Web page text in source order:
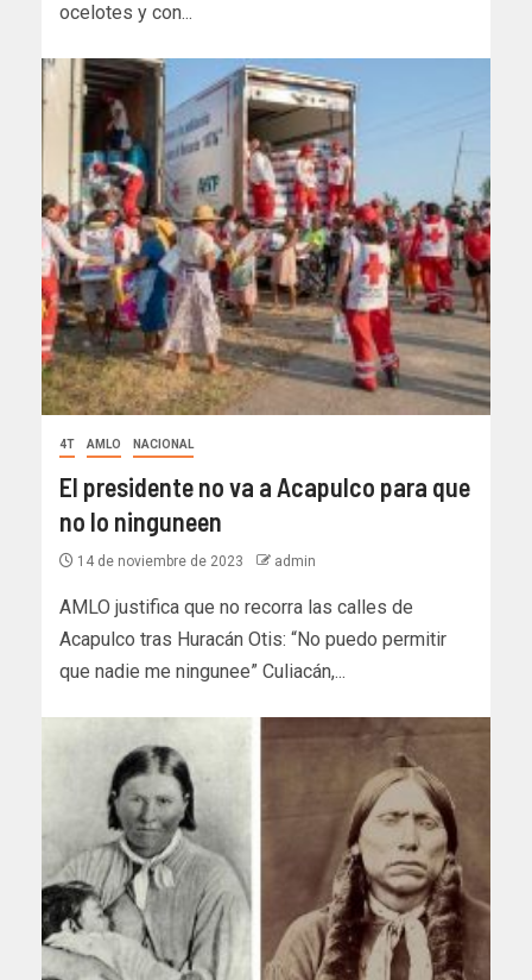
ocelotes y con...
4T AMLO NACIONAL
El presidente no va a Acapulco para que
no lo ninguneen
14 de noviembre de 2023 admin
AMLO justifica que no recorra las calles de
Acapulco tras Huracán Otis: “No puedo permitir
que nadie me ningunee” Culiacán,...